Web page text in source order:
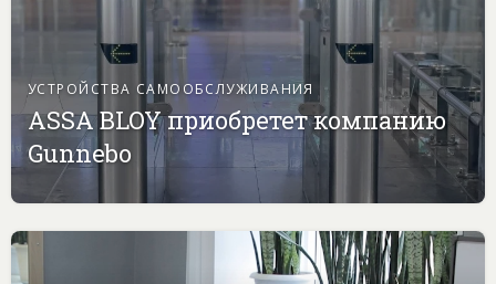
УСТРОЙСТВА САМООБСЛУЖИВАНИЯ
ASSA BLOY приобретет компанию
Gunnebo